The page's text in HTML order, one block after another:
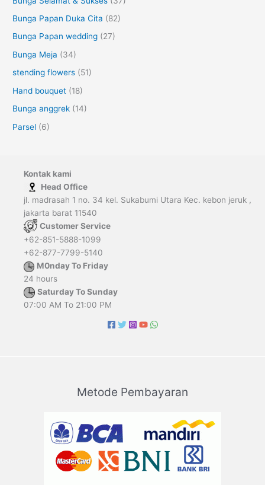
Bunga Papan Duka Cita (82)
Bunga Papan wedding (27)
Bunga Meja (34)
stending flowers (51)
Hand bouquet (18)
Bunga anggrek (14)
Parsel (6)
Kontak kami
Head Office
jl. madrasah 1 no. 34 kel. Sukabumi Utara Kec. kebon jeruk ,
jakarta barat 11540
Customer Service
+62-851-5888-1099
+62-877-7799-5140
M0nday To Friday
24 hours
Saturday To Sunday
07:00 AM To 21:00 PM
Metode Pembayaran